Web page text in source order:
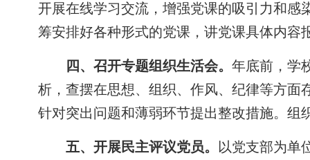
开展在线学习交流，增强党课的吸引力和感
筹安排好各种形式的党课，讲党课具体内容
四、召开专题组织生活会。年底前，学
析，查摆在思想、组织、作风、纪律等方面
针对突出问题和薄弱环节提出整改措施。组
五、开展民主评议党员。
以党支部为单